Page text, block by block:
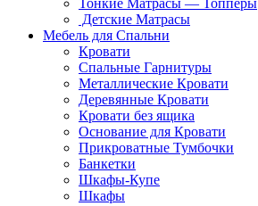
Детские Матрасы
Мебель для Спальни
Кровати
Спальные Гарнитуры
Металлические Кровати
Деревянные Кровати
Кровати без ящика
Основание для Кровати
Прикроватные Тумбочки
Банкетки
Шкафы-Купе
Шкафы